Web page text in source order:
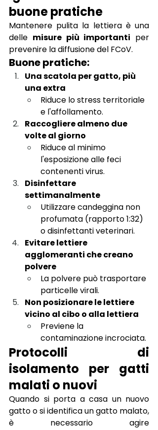
buone pratiche
Mantenere pulita la lettiera è una
delle misure più importanti per
prevenire la diffusione del FCoV.
Buone pratiche:
Una scatola per gatto, più
una extra
Riduce lo stress territoriale
e l'affollamento.
Raccogliere almeno due
volte al giorno
Riduce al minimo
l'esposizione alle feci
contenenti virus.
Disinfettare
settimanalmente
Utilizzare candeggina non
profumata (rapporto 1:32)
o disinfettanti veterinari.
Evitare lettiere
agglomeranti che creano
polvere
La polvere può trasportare
particelle virali.
Non posizionare le lettiere
vicino al cibo o alla lettiera
Previene la
contaminazione incrociata.
Protocolli di
isolamento per gatti
malati o nuovi
Quando si porta a casa un nuovo
gatto o si identifica un gatto malato,
è necessario agire